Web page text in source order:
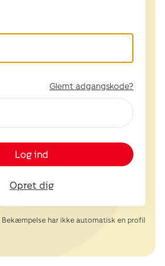
Glemt adgangskode?
Log ind
Opret dig
har ikke automatisk en profil